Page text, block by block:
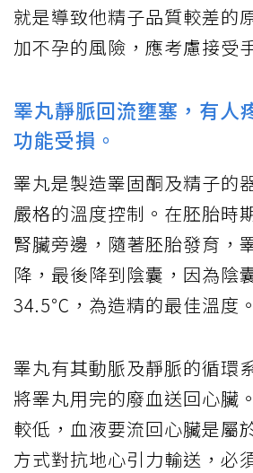
就是導致他精子品質較差的
加不孕的風險，應考慮接受
睪丸靜脈回流壅塞，有人
功能受損。
睪丸是製造睪固酮及精子的
嚴格的溫度控制。在胚胎時
腎臟旁邊，隨著胚胎發育，
降，最後降到陰囊，因為陰
34.5℃，為造精的最佳溫度。
睪丸有其動脈及靜脈的循環
將睪丸用完的廢血送回心臟
較低，血液要流回心臟是屬
方式對抗地心引力輸送，必